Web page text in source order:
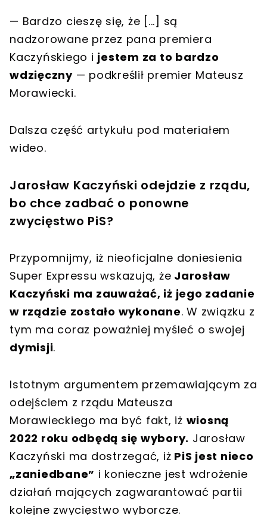
— Bardzo cieszę się, że [...] są
nadzorowane przez pana premiera
Kaczyńskiego i jestem za to bardzo
wdzięczny— podkreślił premier Mateusz
Morawiecki.
Dalsza część artykułu pod materiałem
wideo.
Jarosław Kaczyński odejdzie z rządu,
bo chce zadbać o ponowne
zwycięstwo PiS?
Przypomnijmy, iż nieoficjalne doniesienia
Super Expressu wskazują, że Jarosław
Kaczyński ma zauważać, iż jego zadanie
w rządzie zostało wykonane. W związku z
tym ma coraz poważniej myśleć o swojej
dymisji.
Istotnym argumentem przemawiającym za
odejściem z rządu Mateusza
Morawieckiego ma być fakt, iż wiosną
2022 roku odbędą się wybory. Jarosław
Kaczyński ma dostrzegać, iż PiS jest nieco
„zaniedbane” i konieczne jest wdrożenie
działań mających zagwarantować partii
kolejne zwycięstwo wyborcze.